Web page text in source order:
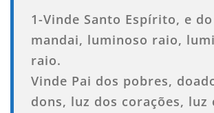
1-Vinde Santo Espírito, e
mandai, luminoso raio,
raio.
Vinde Pai dos pobres,
dons, luz dos corações, luz